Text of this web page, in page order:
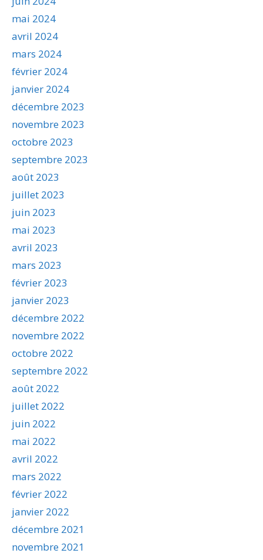
mai 2024
avril 2024
mars 2024
février 2024
janvier 2024
décembre 2023
novembre 2023
octobre 2023
septembre 2023
août 2023
juillet 2023
juin 2023
mai 2023
avril 2023
mars 2023
février 2023
janvier 2023
décembre 2022
novembre 2022
octobre 2022
septembre 2022
août 2022
juillet 2022
juin 2022
mai 2022
avril 2022
mars 2022
février 2022
janvier 2022
décembre 2021
novembre 2021